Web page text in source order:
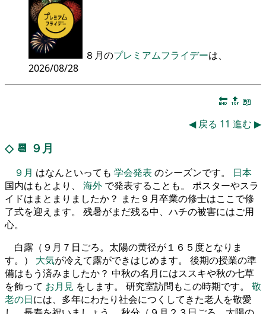
８月のプレミアムフライデーは、
2026/08/28
🔚 🔝 📖
◀ 戻る 11 進む ▶
◇ 📆 ９月
９月 はなんといっても 学会発表 のシーズンです。 日本
国内はもとより、 海外 で発表することも。 ポスターやスラ
イドはまとまりましたか？ また９月卒業の修士はここで修
了式を迎えます。 残暑がまだ残る中、ハチの被害にはご用
心。
白露（９月７日ごろ。太陽の黄径が１６５度となりま
す。） 大気が冷えて露ができはじめます。 後期の授業の準
備はもう済みましたか？ 中秋の名月にはススキや秋の七草
を飾って お月見 をします。 研究室訪問もこの時期です。 敬
老の日には、多年にわたり社会につくしてきた老人を敬愛